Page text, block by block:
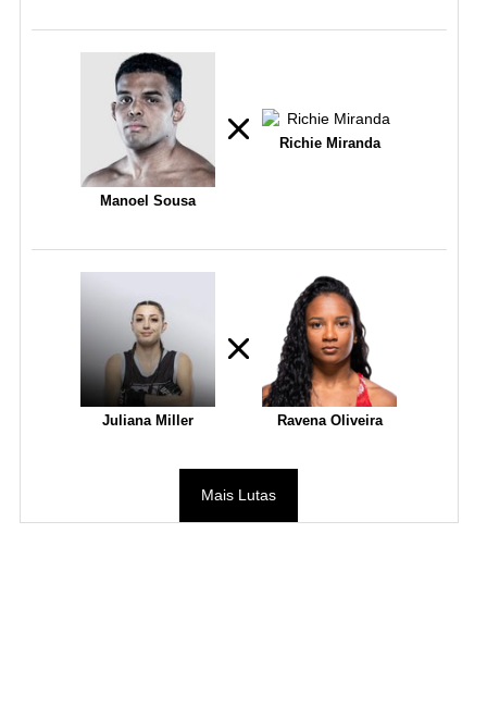
Manoel Sousa
Richie Miranda
Juliana Miller Ravena Oliveira
Mais Lutas